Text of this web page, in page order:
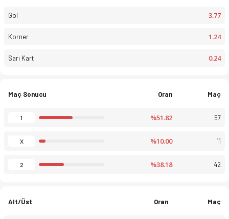
U21 KNVB, Divisie 1 25-26 sezonu puan durumu, haftalık
Gol 3.77
Korner 1.24
Sarı Kart 0.24
Maç Sonucu Oran Maç
1 %51.82 57
X %10.00 11
2 %38.18 42
Alt/Üst Oran Maç